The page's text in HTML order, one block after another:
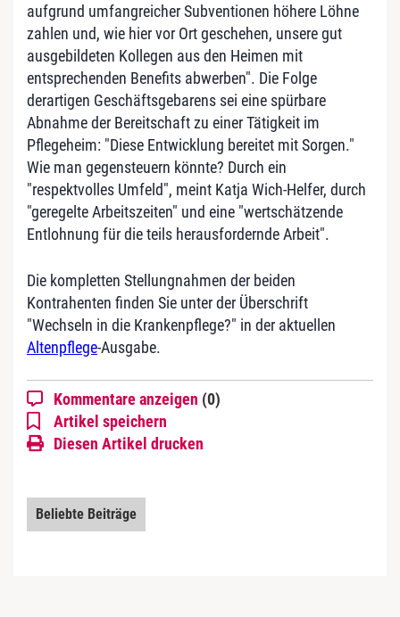
aufgrund umfangreicher Subventionen höhere Löhne
zahlen und, wie hier vor Ort geschehen, unsere gut
ausgebildeten Kollegen aus den Heimen mit
entsprechenden Benefits abwerben". Die Folge
derartigen Geschäftsgebarens sei eine spürbare
Abnahme der Bereitschaft zu einer Tätigkeit im
Pflegeheim: "Diese Entwicklung bereitet mit Sorgen."
Wie man gegensteuern könnte? Durch ein
"respektvolles Umfeld", meint Katja Wich-Helfer, durch
"geregelte Arbeitszeiten" und eine "wertschätzende
Entlohnung für die teils herausfordernde Arbeit".
Die kompletten Stellungnahmen der beiden
Kontrahenten finden Sie unter der Überschrift
"Wechseln in die Krankenpflege?" in der aktuellen
Altenpflege-Ausgabe.
Kommentare anzeigen (0)
Artikel speichern
Diesen Artikel drucken
Beliebte Beiträge